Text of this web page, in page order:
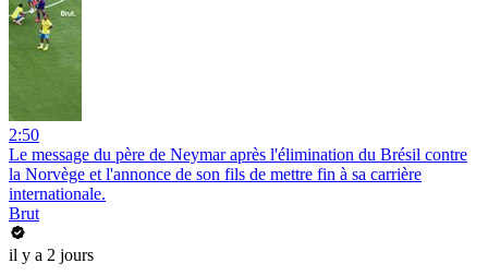
2:50
Le message du père de Neymar après l'élimination du Brésil contre
la Norvège et l'annonce de son fils de mettre fin à sa carrière
internationale.
Brut
il y a 2 jours